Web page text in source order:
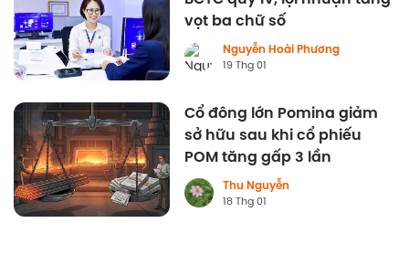
vọt ba chữ số
Nguyễn Hoài Phương
19 Thg 01
Cổ đông lớn Pomina giảm
sở hữu sau khi cổ phiếu
POM tăng gấp 3 lần
Thu Nguyễn
18 Thg 01